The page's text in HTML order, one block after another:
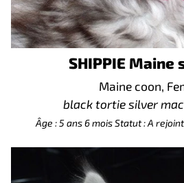
SHIPPIE Maine
Maine coon,
black tortie silver
Âge : 5 ans 6 mois Statut : A